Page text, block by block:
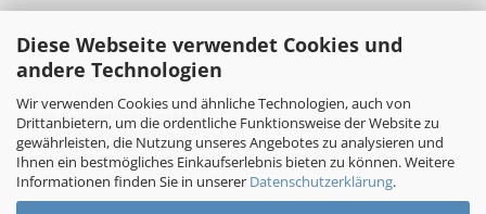
Diese Webseite verwendet Cookies und
andere Technologien
Wir verwenden Cookies und ähnliche Technologien, auch von
Drittanbietern, um die ordentliche Funktionsweise der Website zu
gewährleisten, die Nutzung unseres Angebotes zu analysieren und
Ihnen ein bestmögliches Einkaufserlebnis bieten zu können. Weitere
Informationen finden Sie in unserer Datenschutzerklärung.
KONTAKT
» Melzer Modellbau
Daniel Melzer
Alte Halberstädter Straße 22
38889 Blankenburg (Harz)
» Telefon: 03944-3665950
E-Mail:shop[at]melzer-modellbau.de